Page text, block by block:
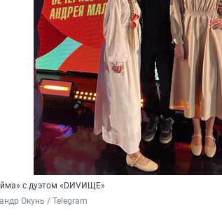
с дуэтом «DИVИЩЕ»
Окунь / Telegram